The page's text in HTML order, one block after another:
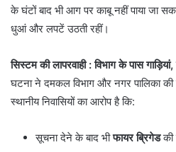
के घंटों बाद भी आग पर काबू नहीं पाया जा
धुआं और लपटें उठती रहीं।
सिस्टम की लापरवाही : विभाग के पास
घटना ने दमकल विभाग और नगर पालिका
स्थानीय निवासियों का आरोप है कि:
​सूचना देने के बाद भीफायर ब्रिगेडकी